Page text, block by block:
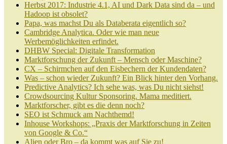
Herbst 2017: Industrie 4.1, AI und Dark Data sind da – und
Hadoop ist obsolet?
Papa, was machst Du als Databerata eigentlich so?
Cambridge Analytica. Oder wie man neue
Werbemöglichkeiten erfindet.
DHBW Special: Digitale Transformation
Marktforschung der Zukunft – Mensch oder Maschine?
CX – Schirmchen auf den Eisbechern der Kundendaten?
Was – schon wieder Zukunft? Ein Blick hinter den Vorhang.
Predictive Analytics? Ich sehe was, was Du nicht siehst!
Crowdsourcing Kultur Sponsoring. Mama meditiert.
Marktforscher, gibt es die denn noch?
SEO ist Schmuck am Nachthemd!
Inhouse Workshops: „Praxis der Marktforschung in Zeiten
von Google & Co.“
Alien oder Bro – da kommt was auf Sie zu!